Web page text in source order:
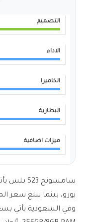
التصميم
الاداء
الكاميرا
البطارية
ميزات اضافية